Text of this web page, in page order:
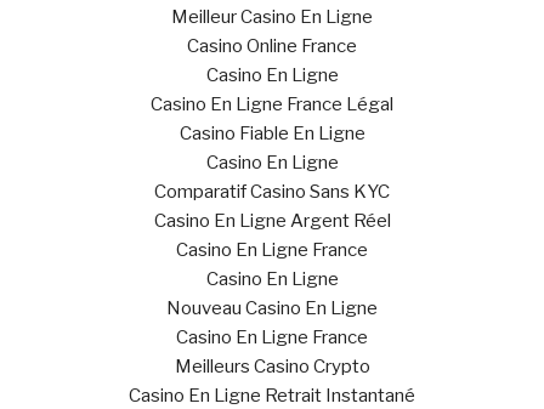
Meilleur Casino En Ligne
Casino Online France
Casino En Ligne
Casino En Ligne France Légal
Casino Fiable En Ligne
Casino En Ligne
Comparatif Casino Sans KYC
Casino En Ligne Argent Réel
Casino En Ligne France
Casino En Ligne
Nouveau Casino En Ligne
Casino En Ligne France
Meilleurs Casino Crypto
Casino En Ligne Retrait Instantané